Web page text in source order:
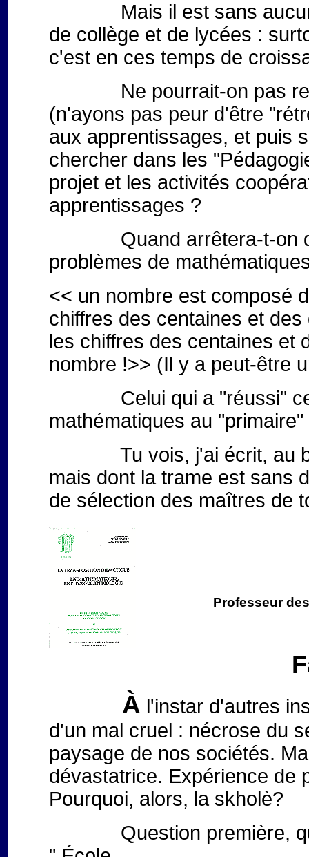
Mais il est sans aucun
de collège et de lycées :
c'est en ces temps de
Ne pourrait-on pas
(n'ayons pas peur d'être
aux apprentissages, et puis
chercher dans les
projet et les activités
apprentissages ?
Quand arrêtera-t-on de
problèmes de
<< un nombre est composé
chiffres des centaines et
les chiffres des centaines et
nombre !>> (Il y a peut-être
Celui qui a "réussi" cet
mathématiques au "primaire"
Tu vois, j'ai écrit, au
mais dont la trame est sans
de sélection des maîtres de
Professeur
À l'instar d'autres
d'un mal cruel : nécrose du
paysage de nos sociétés.
dévastatrice. Expérience de
Pourquoi, alors, la skholè?
Question première, qui